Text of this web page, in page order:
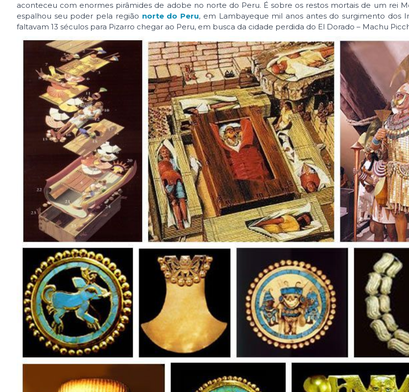
aconteceu com enormes pirâmides de adobe no norte do Peru. É sobre os restos mortais de um rei
espalhou seu poder pela região norte do Peru, em Lambayeque mil anos antes do surgimento dos
faltavam 13 séculos para Pizarro chegar ao Peru, em busca da cidade perdida do El Dorado – Machu